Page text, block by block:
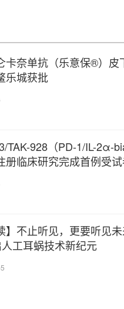
卡奈单抗（乐意保®）皮
乐城获批
TAK-928（PD-1/IL-2α-
册临床研究完成首例受
】不止听见，更要听见
工耳蜗技术新纪元